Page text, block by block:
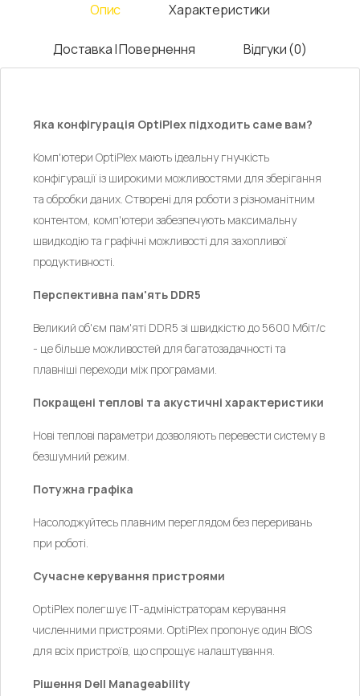
Опис Характеристики
Доставка І Повернення Відгуки (0)
Яка конфігурація OptiPlex підходить саме вам?
Комп'ютери OptiPlex мають ідеальну гнучкість
конфігурації із широкими можливостями для зберігання
та обробки даних. Створені для роботи з різноманітним
контентом, комп'ютери забезпечують максимальну
швидкодію та графічні можливості для захопливої
продуктивності.
Перспективна пам'ять DDR5
Великий об'єм пам'яті DDR5 зі швидкістю до 5600 Мбіт/с
- це більше можливостей для багатозадачності та
плавніші переходи між програмами.
Покращені теплові та акустичні характеристики
Нові теплові параметри дозволяють перевести систему в
безшумний режим.
Потужна графіка
Насолоджуйтесь плавним переглядом без переривань
при роботі.
Сучасне керування пристроями
OptiPlex полегшує ІТ-адміністраторам керування
численними пристроями. OptiPlex пропонує один BIOS
для всіх пристроїв, що спрощує налаштування.
Рішення Dell Manageability